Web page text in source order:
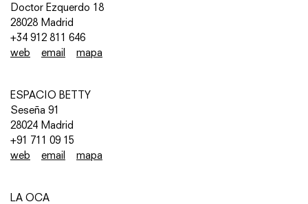
Doctor Ezquerdo 18
28028 Madrid
+34 912 811 646
web
email mapa
ESPACIO BETTY
Seseña 91
28024 Madrid
+91 711 09 15
web
email mapa
LA OCA